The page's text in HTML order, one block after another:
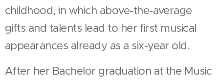
childhood, in which above-the-average
gifts and talents lead to her first musical
appearances already as a six-year old.
After her Bachelor graduation at the Music